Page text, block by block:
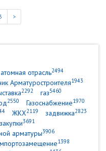
>
атомная отрасль2494
Арматуростроителя1943
2292 газ5460
2550 Газоснабжение1970
ЖКХ2119 задвижка2823
закупки3691
арматуры3906
1398